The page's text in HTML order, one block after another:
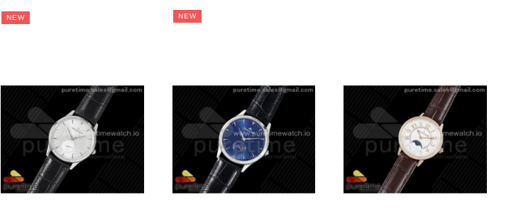
NEW NEW